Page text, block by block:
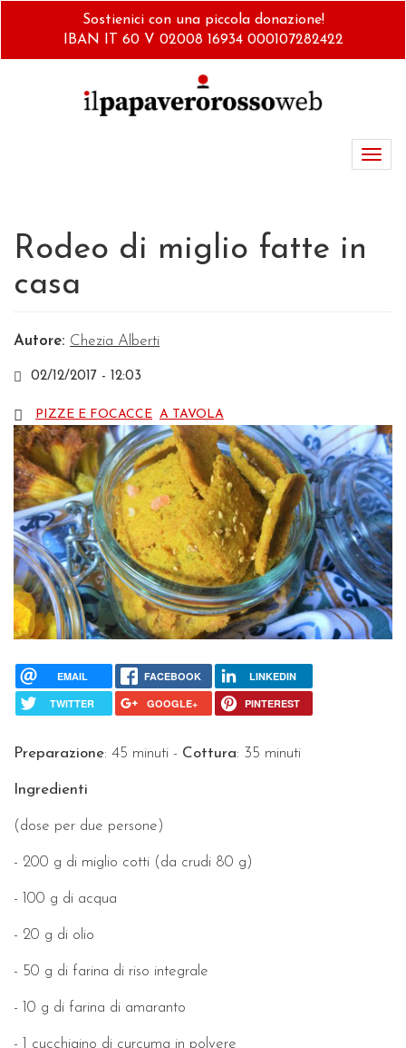
Sostienici con una piccola donazione!
IBAN IT 60 V 02008 16934 000107282422
Rodeo di miglio fatte in
casa
Autore: Chezia Alberti
02/12/2017 - 12:03
PIZZE E FOCACCE A TAVOLA
EMAIL FACEBOOK LINKEDIN
TWITTER GOOGLE+ PINTEREST
Preparazione: 45 minuti - Cottura: 35 minuti
Ingredienti
(dose per due persone)
- 200 g di miglio cotti (da crudi 80 g)
- 100 g di acqua
- 20 g di olio
- 50 g di farina di riso integrale
- 10 g di farina di amaranto
- 1 cucchiaino di curcuma in polvere